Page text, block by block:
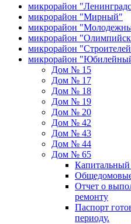
микрорайон
микрорайон "Мирный"
микрорайон
микрорайон
микрорайон
микрорайон
Дом № 15
Дом № 17
Дом № 18
Дом № 19
Дом № 20
Дом № 42
Дом № 43
Дом № 44
Дом № 65
Отчет о
ремонту
Паспорт
периоду.